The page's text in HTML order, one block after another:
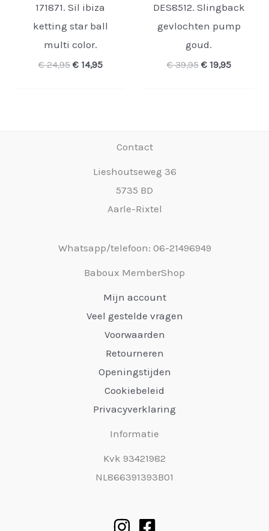
171871. Sil ibiza
ketting star ball
multi color.
€24,95 Oorspronkelijke
€14,95Huidige
DES8512. Slingback
gevlochten pump
goud.
€39,95 Oorspronkelijke
€19,95Huidige
Contact
Lieshoutseweg 36
5735 BD
Aarle-Rixtel
Whatsapp/telefoon: 06-21496949
Baboux MemberShop
Mijn account
Veel gestelde vragen
Voorwaarden
Retourneren
Openingstijden
Cookiebeleid
Privacyverklaring
Informatie
Kvk 93421982
NL866391393B01